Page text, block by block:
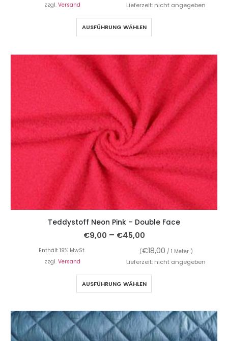
zzgl. Versand Lieferzeit: nicht angegeben
AUSFÜHRUNG WÄHLEN
Teddystoff Neon Pink – Double Face
€9,00 – €45,00
Enthält 19% MwSt. (€18,00 / 1 Meter )
zzgl. Versand Lieferzeit: nicht angegeben
AUSFÜHRUNG WÄHLEN